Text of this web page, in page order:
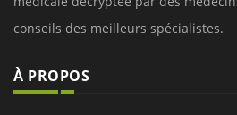
conseils des meilleurs spécialistes.
À PROPOS